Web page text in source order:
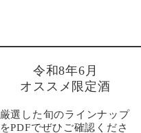
令和8年6月
オススメ限定酒
厳選した旬のラインナップ
をPDFでぜひご確認くださ